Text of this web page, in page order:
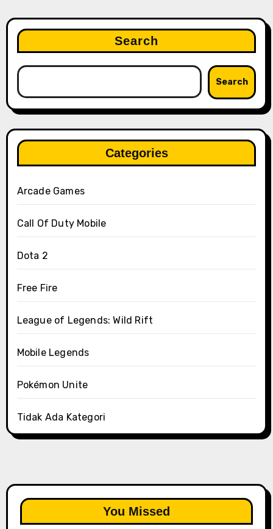
Search
Search
Categories
Arcade Games
Call Of Duty Mobile
Dota 2
Free Fire
League of Legends: Wild Rift
Mobile Legends
Pokémon Unite
Tidak Ada Kategori
You Missed